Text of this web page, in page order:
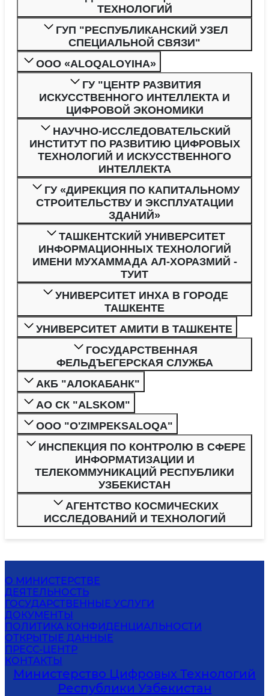
ТЕХНОЛОГИЙ
ГУП "РЕСПУБЛИКАНСКИЙ УЗЕЛ
СПЕЦИАЛЬНОЙ СВЯЗИ"
ООО «ALOQALOYIHA»
ГУ "ЦЕНТР РАЗВИТИЯ
ИСКУССТВЕННОГО ИНТЕЛЛЕКТА И
ЦИФРОВОЙ ЭКОНОМИКИ
НАУЧНО-ИССЛЕДОВАТЕЛЬСКИЙ
ИНСТИТУТ ПО РАЗВИТИЮ ЦИФРОВЫХ
ТЕХНОЛОГИЙ И ИСКУССТВЕННОГО
ИНТЕЛЛЕКТА
ГУ «ДИРЕКЦИЯ ПО КАПИТАЛЬНОМУ
СТРОИТЕЛЬСТВУ И ЭКСПЛУАТАЦИИ
ЗДАНИЙ»
ТАШКЕНТСКИЙ УНИВЕРСИТЕТ
ИНФОРМАЦИОННЫХ ТЕХНОЛОГИЙ
ИМЕНИ МУХАММАДА АЛ-ХОРАЗМИЙ -
ТУИТ
УНИВЕРСИТЕТ ИНХА В ГОРОДЕ
ТАШКЕНТЕ
УНИВЕРСИТЕТ АМИТИ В ТАШКЕНТЕ
ГОСУДАРСТВЕННАЯ
ФЕЛЬДЪЕГЕРСКАЯ СЛУЖБА
АКБ "АЛОКАБАНК"
АО СК "ALSKOM"
ООО "O'ZIMPEKSALOQA"
ИНСПЕКЦИЯ ПО КОНТРОЛЮ В СФЕРЕ
ИНФОРМАТИЗАЦИИ И
ТЕЛЕКОММУНИКАЦИЙ РЕСПУБЛИКИ
УЗБЕКИСТАН
АГЕНТСТВО КОСМИЧЕСКИХ
ИССЛЕДОВАНИЙ И ТЕХНОЛОГИЙ
О МИНИСТЕРСТВЕ
ДЕЯТЕЛЬНОСТЬ
ГОСУДАРСТВЕННЫЕ УСЛУГИ
ДОКУМЕНТЫ
ПОЛИТИКА КОНФИДЕНЦИАЛЬНОСТИ
ОТКРЫТЫЕ ДАННЫЕ
ПРЕСС-ЦЕНТР
КОНТАКТЫ
Министерство Цифровых Технологий
Республики Узбекистан